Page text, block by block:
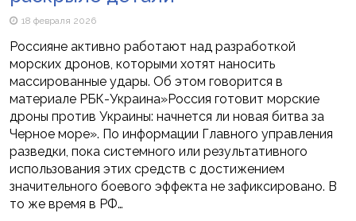
18 февраля 2026
Россияне активно работают над разработкой
морских дронов, которыми хотят наносить
массированные удары. Об этом говорится в
материале РБК-Украина»Россия готовит морские
дроны против Украины: начнется ли новая битва за
Черное море». По информации Главного управления
разведки, пока системного или результативного
использования этих средств с достижением
значительного боевого эффекта не зафиксировано. В
то же время в РФ…